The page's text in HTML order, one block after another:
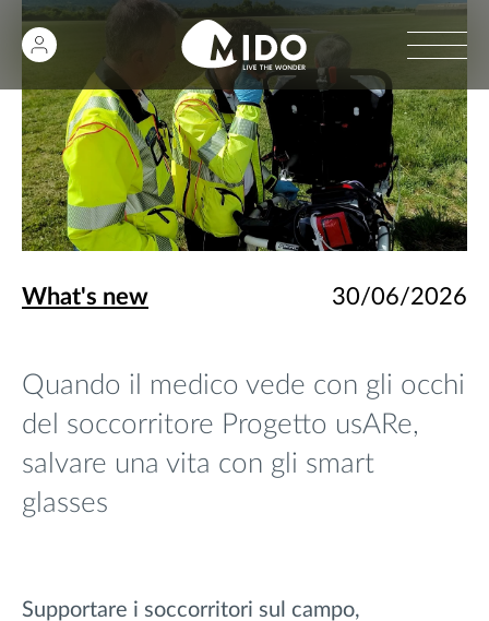
What's new 30/06/2026
Quando il medico vede con gli occhi
del soccorritore Progetto usARe,
salvare una vita con gli smart
glasses
Supportare i soccorritori sul campo,